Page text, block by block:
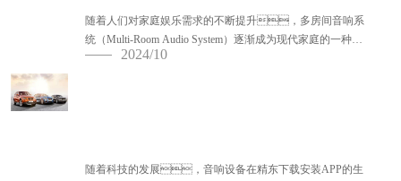
随着人们对家庭娱乐需求的不断提升，多房间音响系
统（Multi-Room Audio System）逐渐成为现代家庭的一种热
门选择。它可以让音乐在多个房间同步播放...
2024/10
随着科技的发展，音响设备在精东下载安装APP的生